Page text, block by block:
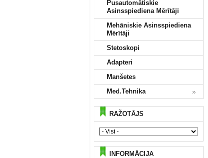
Pusautomātiskie
Asinsspiediena Mērītāji
Mehāniskie Asinsspiediena
Mērītāji
Stetoskopi
Adapteri
Manšetes
Med.Tehnika
RAŽOTĀJS
INFORMĀCIJA